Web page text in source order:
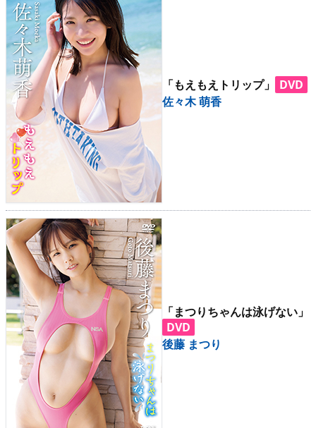
「もえもえトリップ」
DVD
佐々木 萌香
「まつりちゃんは泳げない」
DVD
後藤 まつり